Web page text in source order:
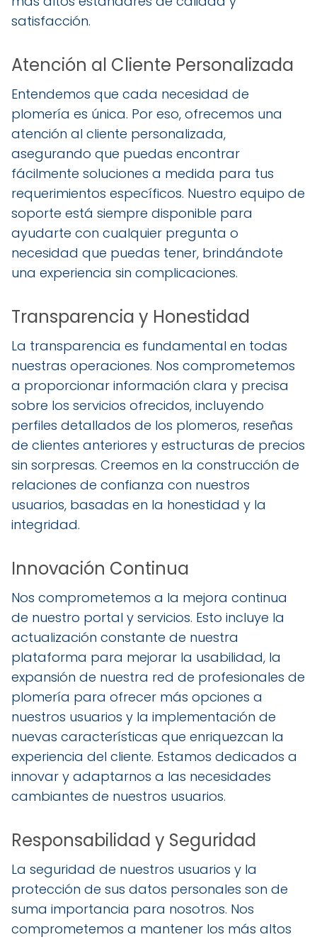
satisfacción.
Atención al Cliente Personalizada
Entendemos que cada necesidad de
plomería es única. Por eso, ofrecemos una
atención al cliente personalizada,
asegurando que puedas encontrar
fácilmente soluciones a medida para tus
requerimientos específicos. Nuestro equipo de
soporte está siempre disponible para
ayudarte con cualquier pregunta o
necesidad que puedas tener, brindándote
una experiencia sin complicaciones.
Transparencia y Honestidad
La transparencia es fundamental en todas
nuestras operaciones. Nos comprometemos
a proporcionar información clara y precisa
sobre los servicios ofrecidos, incluyendo
perfiles detallados de los plomeros, reseñas
de clientes anteriores y estructuras de precios
sin sorpresas. Creemos en la construcción de
relaciones de confianza con nuestros
usuarios, basadas en la honestidad y la
integridad.
Innovación Continua
Nos comprometemos a la mejora continua
de nuestro portal y servicios. Esto incluye la
actualización constante de nuestra
plataforma para mejorar la usabilidad, la
expansión de nuestra red de profesionales de
plomería para ofrecer más opciones a
nuestros usuarios y la implementación de
nuevas características que enriquezcan la
experiencia del cliente. Estamos dedicados a
innovar y adaptarnos a las necesidades
cambiantes de nuestros usuarios.
Responsabilidad y Seguridad
La seguridad de nuestros usuarios y la
protección de sus datos personales son de
suma importancia para nosotros. Nos
comprometemos a mantener los más altos